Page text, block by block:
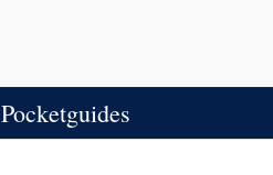
Pocketguides